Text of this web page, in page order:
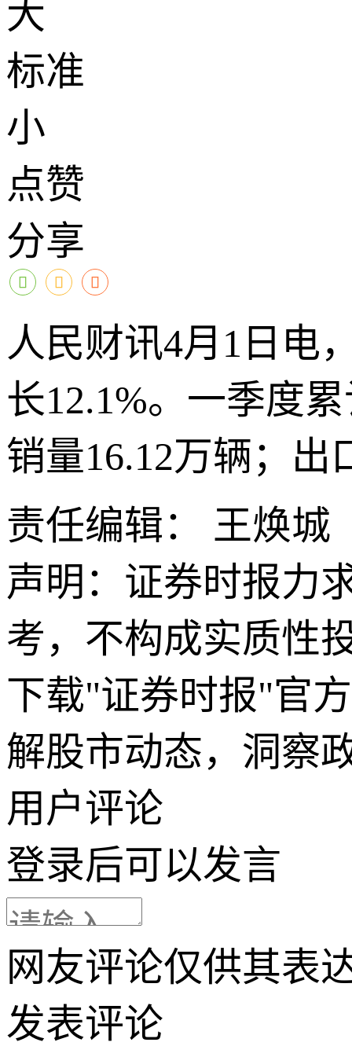
大
标准
小
点赞
分享
人民财讯4月1日电
长12.1%。一季度
销量16.12万辆；出
责任编辑： 王焕城
声明：证券时报力
考，不构成实质性
下载"证券时报"官
解股市动态，洞察
用户评论
登录后可以发言
网友评论仅供其表
发表评论